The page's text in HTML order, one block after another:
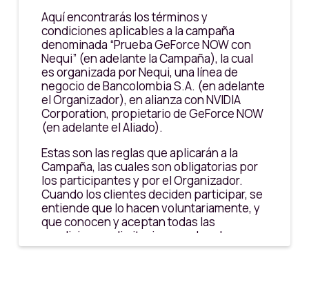
Aquí encontrarás los términos y
condiciones aplicables a la campaña
denominada “Prueba GeForce NOW con
Nequi” (en adelante la Campaña), la cual
es organizada por Nequi, una línea de
negocio de Bancolombia S.A. (en adelante
el Organizador), en alianza con NVIDIA
Corporation, propietario de GeForce NOW
(en adelante el Aliado).
Estas son las reglas que aplicarán a la
Campaña, las cuales son obligatorias por
los participantes y por el Organizador.
Cuando los clientes deciden participar, se
entiende que lo hacen voluntariamente, y
que conocen y aceptan todas las
condiciones y limitaciones aclaradas en
este documento. La participación implica